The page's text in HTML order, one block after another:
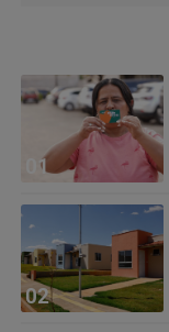
01
02